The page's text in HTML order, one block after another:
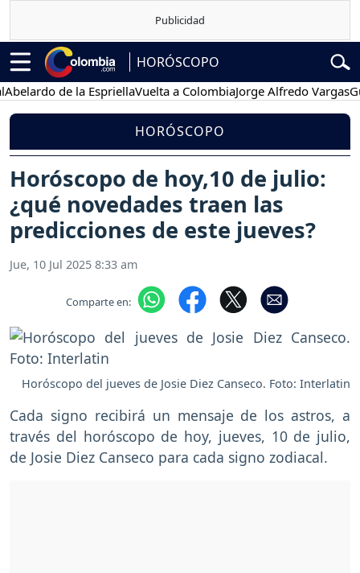
HORÓSCOPO
de la EspriellaVuelta a ColombiaJorge Alfredo Vargas
HORÓSCOPO
Horóscopo de hoy,10 de julio:
¿qué novedades traen las
predicciones de este jueves?
Jue, 10 Jul 2025 8:33 am
Comparte en:
Horóscopo del jueves de Josie Diez Canseco. Foto: Interlatin
Cada signo recibirá un mensaje de los astros, a
través del horóscopo de hoy, jueves, 10 de julio,
de Josie Diez Canseco para cada signo zodiacal.